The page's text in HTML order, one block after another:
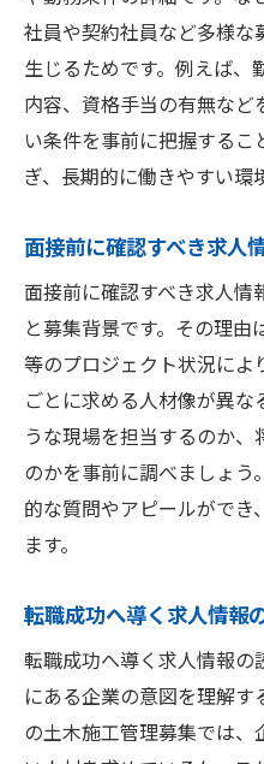
社員や契約社員など多様な
生じるためです。例えば、
内容、資格手当の有無な
い条件を事前に把握する
ぎ、長期的に働きやすい環
面接前に確認すべき求人
面接前に確認すべき求人
と募集背景です。その理
等のプロジェクト状況によ
ごとに求める人材像が異
うな現場を担当するのか
のかを事前に調べましょ
的な質問やアピールができ
ます。
転職成功へ導く求人情報
転職成功へ導く求人情報
にある企業の意図を理解
の土木施工管理募集では